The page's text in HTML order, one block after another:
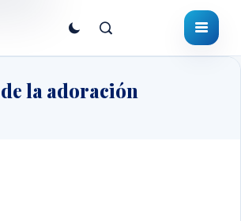
la adoración